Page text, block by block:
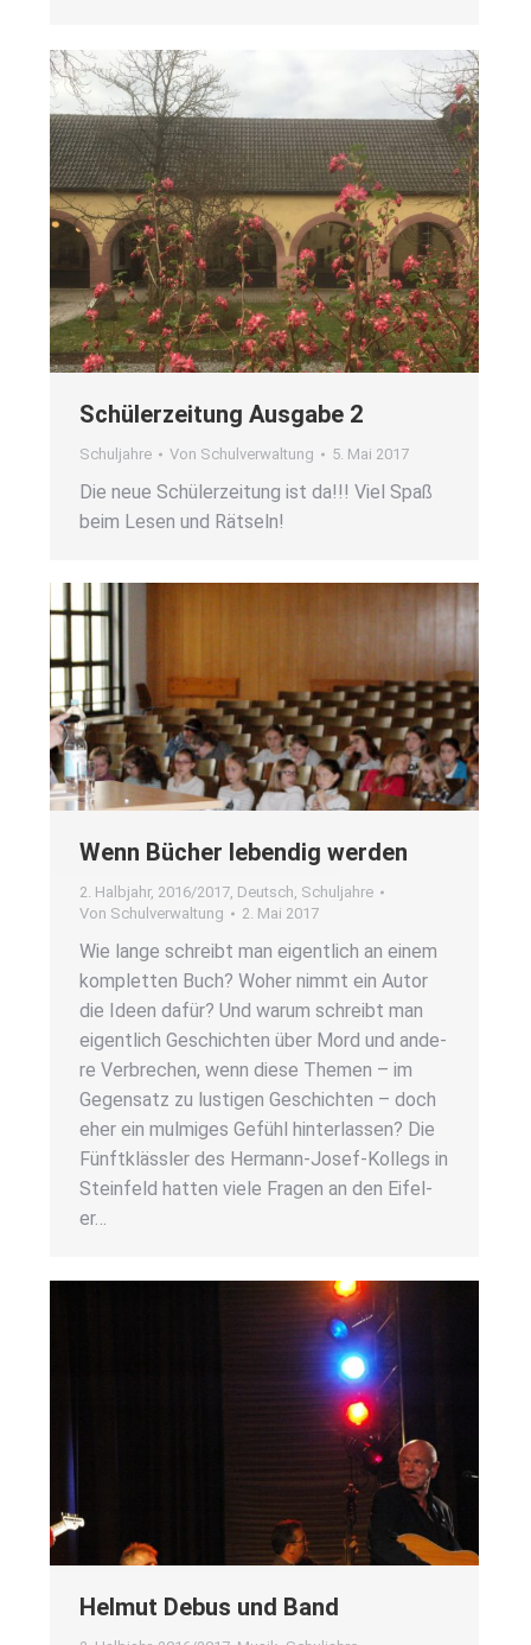
Schü­ler­zei­tung Aus­ga­be 2
Schuljahre Von Schulverwaltung 5. Mai 2017
Die neue Schü­ler­zei­tung ist da!!! Viel Spaß
beim Lesen und Rät­seln!
Wenn Bücher leben­dig wer­den
2. Halbjahr, 2016/2017 Deutsch Schuljahre
Von Schulverwaltung 2. Mai 2017
Wie lan­ge schreibt man eigent­lich an einem
kom­plet­ten Buch? Woher nimmt ein Autor
die Ideen dafür? Und war­um schreibt man
eigent­lich Geschich­ten über Mord und ande­
re Ver­bre­chen, wenn die­se The­men – im
Gegen­satz zu lus­ti­gen Geschich­ten – doch
eher ein mul­mi­ges Gefühl hin­ter­las­sen? Die
Fünft­kläss­ler des Her­­mann-Josef-Kol­­legs in
Stein­feld hat­ten vie­le Fra­gen an den Eife­l­
er…
Hel­mut Debus und Band